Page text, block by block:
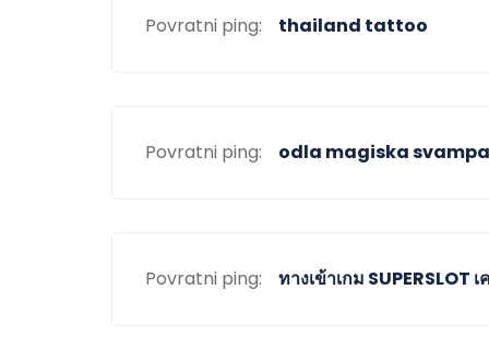
Povratni ping: thailand tattoo
Povratni ping: odla magiska
Povratni ping: ทางเข้าเกม SUPERSLOT